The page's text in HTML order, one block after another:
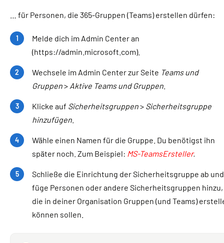
… für Personen, die 365-Gruppen (Teams) erstellen dürfen:
Melde dich im Admin Center an
(https://admin.microsoft.com).
Wechsele im Admin Center zur Seite Teams und
Gruppen> Aktive Teams und Gruppen
Klicke auf Sicherheitsgruppen> Sicherheitsgruppe
hinzufügen
Wähle einen Namen für die Gruppe. Du benötigst ihn
später noch. Zum Beispiel: MS-TeamsErsteller.
Schließe die Einrichtung der Sicherheitsgruppe ab und
füge Personen oder andere Sicherheitsgruppen hinzu,
die in deiner Organisation Gruppen (und Teams)
können sollen.